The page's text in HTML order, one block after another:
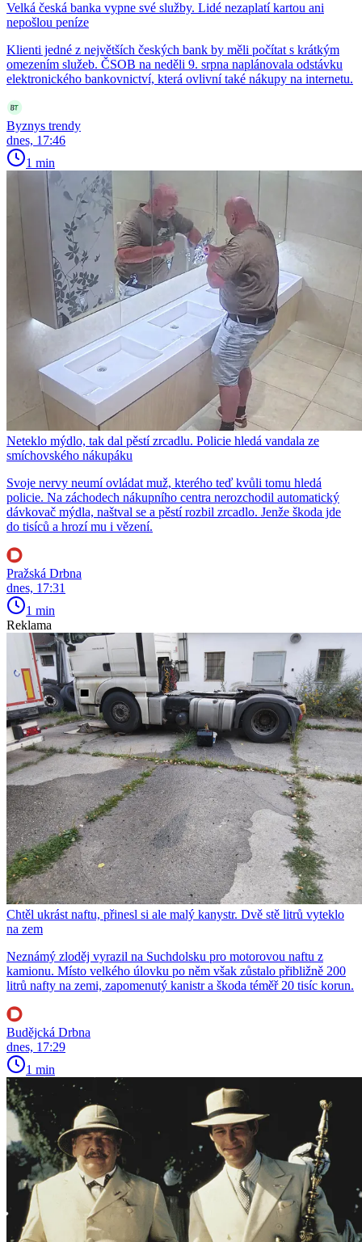
Velká česká banka vypne své služby. Lidé nezaplatí kartou ani
nepošlou peníze
Klienti jedné z největších českých bank by měli počítat s krátkým
omezením služeb. ČSOB na neděli 9. srpna naplánovala odstávku
elektronického bankovnictví, která ovlivní také nákupy na internetu.
Byznys trendy
dnes, 17:46
1 min
Neteklo mýdlo, tak dal pěstí zrcadlu. Policie hledá vandala ze
smíchovského nákupáku
Svoje nervy neumí ovládat muž, kterého teď kvůli tomu hledá
policie. Na záchodech nákupního centra nerozchodil automatický
dávkovač mýdla, naštval se a pěstí rozbil zrcadlo. Jenže škoda jde
do tisíců a hrozí mu i vězení.
Pražská Drbna
dnes, 17:31
1 min
Reklama
Chtěl ukrást naftu, přinesl si ale malý kanystr. Dvě stě litrů vyteklo
na zem
Neznámý zloděj vyrazil na Suchdolsku pro motorovou naftu z
kamionu. Místo velkého úlovku po něm však zůstalo přibližně 200
litrů nafty na zemi, zapomenutý kanistr a škoda téměř 20 tisíc korun.
Budějcká Drbna
dnes, 17:29
1 min